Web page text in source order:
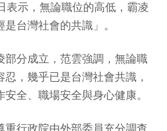
表示，無論職位的高低，霸凌
台灣社會的共識」。
部分成立，范雲強調，無論職
，幾乎已是台灣社會共識，
全、職場安全與身心健康。
重行政院由外部委員充分調查